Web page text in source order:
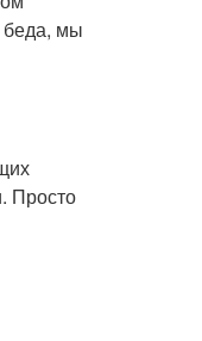
беда, мы
Просто